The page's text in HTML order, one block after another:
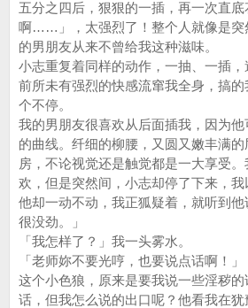
五分之四后，狠狠的一插，再一次直
啊……」，太强烈了！整个人就像是突
的男朋友从来不曾给我这种滋味。
小志重复着同样的动作，一抽、一插
前所未有强烈的快感流窜我全身，搞
个不停。
我的男朋友很喜欢从后面插我，因为
的曲线。纤细的柳腰，又圆又嫩丰满
房，不论视觉还是触觉都是一大享受
欢，但是突然间，小志却停了下来，
他却一动不动，我正狐疑着，就听到
很没劲。」
「我怎样了？」我一头雾水。
「老师妳不要光哼，也要说点话啊！」
这个小色狼，原来是要我说一些淫秽
话，但我怎么说的出口呢？他看我在